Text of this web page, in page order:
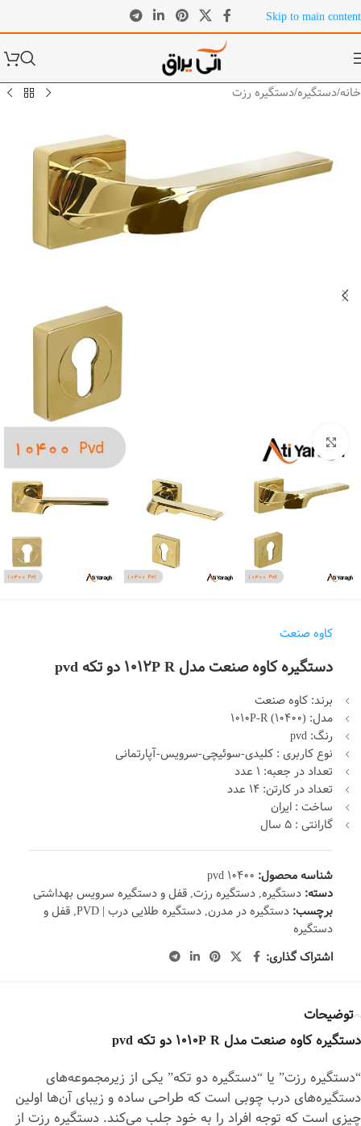
Skip to main content
خانه/دستگیره/دستگیره رزت
بزرگنمایی تصویر
کاوه صنعت
دستگیره کاوه صنعت مدل 1012P R دو تکه pvd
برند: کاوه صنعت
مدل: (10400) 1010P-R
رنگ: pvd
نوع کاربری : کلیدی-سوئیچی-سرویس-آپارتمانی
تعداد در جعبه: 1 عدد
تعداد در کارتن: 14 عدد
ساخت : ایران
گارانتی : 5 سال
شناسه محصول: 10400 pvd
دسته: دستگیره,دستگیره رزت,قفل و دستگیره سرویس بهداشتی
برچسب: دستگیره در مدرن,دستگیره طلایی درب | PVD ,قفل و
دستگیره
اشتراک گذاری:
توضیحات
دستگیره کاوه صنعت مدل 1010P R دو تکه pvd
“دستگیره رزت” یا “دستگیره دو تکه” یکی از زیرمجموعه‌های
دستگیره‌های درب چوبی است که طراحی ساده و زیبای آن‌ها اولین
چیزی است که توجه افراد را به خود جلب می‌کند. دستگیره رزت از